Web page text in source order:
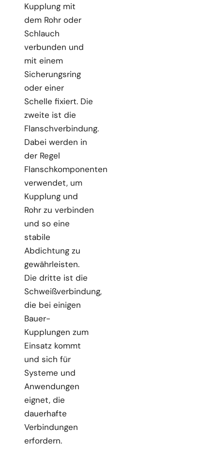
Kupplung mit
dem Rohr oder
Schlauch
verbunden und
mit einem
Sicherungsring
oder einer
Schelle fixiert. Die
zweite ist die
Flanschverbindung.
Dabei werden in
der Regel
Flanschkomponenten
verwendet, um
Kupplung und
Rohr zu verbinden
und so eine
stabile
Abdichtung zu
gewährleisten.
Die dritte ist die
Schweißverbindung,
die bei einigen
Bauer-
Kupplungen zum
Einsatz kommt
und sich für
Systeme und
Anwendungen
eignet, die
dauerhafte
Verbindungen
erfordern.